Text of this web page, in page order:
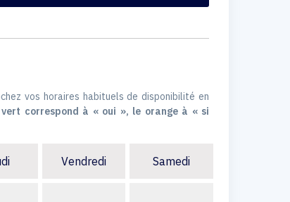
vos horaires habituels de disponibilité en
correspond à « oui », le orange à « si
Vendredi Samedi